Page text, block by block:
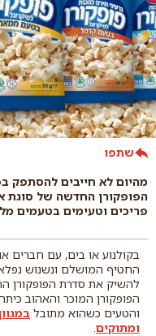
שתפו
מהיום לא חייבים להסתפק
הפופקורן החדשה של סוגת
פריכים וטעימים בטעמים
בקולנוע או בים, עם חברים
החטיף המושלם ונשנוש
להשיק את סדרת הפופקורן
הפופקורן המוכר והאהוב
והטעים כשהוא מתובל
ומתוקים